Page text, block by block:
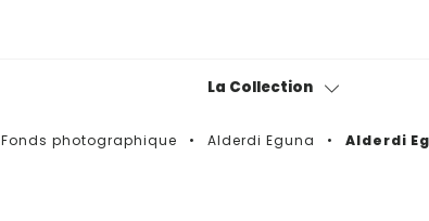
La Collection
Fonds photographique Alderdi Eguna Alderdi